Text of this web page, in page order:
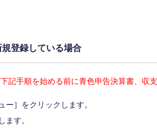
登録している場合
記手順を始める前に青色申告決算書、収
］をクリックします。
す。